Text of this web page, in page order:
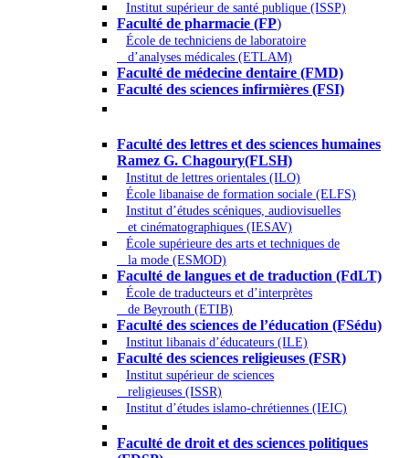
Institut supérieur de santé publique (ISSP)
Faculté de pharmacie (FP)
École de techniciens de laboratoire
d’analyses médicales (ETLAM)
Faculté de médecine dentaire (FMD)
Faculté des sciences infirmières (FSI)
Faculté des lettres et des sciences humaines
Ramez G. Chagoury(FLSH)
Institut de lettres orientales (ILO)
École libanaise de formation sociale (ELFS)
Institut d’études scéniques, audiovisuelles
et cinématographiques (IESAV)
École supérieure des arts et techniques de
la mode (ESMOD)
Faculté de langues et de traduction (FdLT)
École de traducteurs et d’interprètes
de Beyrouth (ETIB)
Faculté des sciences de l’éducation (FSédu)
Institut libanais d’éducateurs (ILE)
Faculté des sciences religieuses (FSR)
Institut supérieur de sciences
religieuses (ISSR)
Institut d’études islamo-chrétiennes (IEIC)
Faculté de droit et des sciences politiques